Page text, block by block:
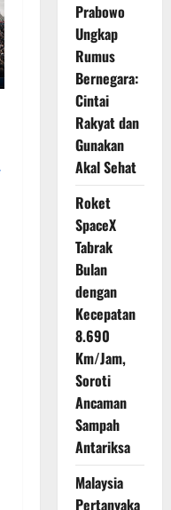
Prabowo
Ungkap
Rumus
Bernegara:
Cintai
Rakyat dan
Gunakan
Akal Sehat
Roket
SpaceX
Tabrak
Bulan
dengan
Kecepatan
8.690
Km/Jam,
Soroti
Ancaman
Sampah
Antariksa
Malaysia
Pertanyaka